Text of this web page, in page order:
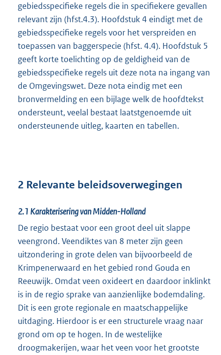
gebiedsspecifieke regels die in specifiekere gevallen
relevant zijn (hfst.4.3). Hoofdstuk 4 eindigt met de
gebiedsspecifieke regels voor het verspreiden en
toepassen van baggerspecie (hfst. 4.4). Hoofdstuk 5
geeft korte toelichting op de geldigheid van de
gebiedsspecifieke regels uit deze nota na ingang van
de Omgevingswet. Deze nota eindig met een
bronvermelding en een bijlage welk de hoofdtekst
ondersteunt, veelal bestaat laatstgenoemde uit
ondersteunende uitleg, kaarten en tabellen.
2 Relevante beleidsoverwegingen
2.1 Karakterisering van Midden-Holland
De regio bestaat voor een groot deel uit slappe
veengrond. Veendiktes van 8 meter zijn geen
uitzondering in grote delen van bijvoorbeeld de
Krimpenerwaard en het gebied rond Gouda en
Reeuwijk. Omdat veen oxideert en daardoor inklinkt
is in de regio sprake van aanzienlijke bodemdaling.
Dit is een grote regionale en maatschappelijke
uitdaging. Hierdoor is er een structurele vraag naar
grond om op te hogen. In de westelijke
droogmakerijen, waar het veen voor het grootste